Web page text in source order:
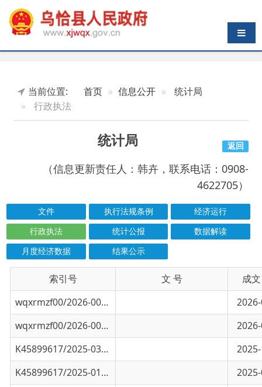
导航切换
行政执法
统计局
（信息更新责任人：韩卉，联系电话：0908-
4622705）
经济运行
行政执法
统计公报
数据解读
月度经济数据
结果公示
索引号 信息标题 文 号
wqxrmzf00/2026-00910
2026年上半年乌恰县统计局执法检查结果
2026-07-10
wqxrmzf00/2026-00231
2026年上半年乌恰县统计局执法检查计划
2026-04-17
K45899617/2025-03359 2025年乌恰县统计局“双随机、一公开”检
2025-12-23
K45899617/2025-01683
乌恰县统计系统执法证人员名单公示
2025-06-25
K45899617/2025-00600 行政检查事项及检查依据清单 2025-03-14
K45899617/2024-03494 乌恰县统计局2024年“双随机、一公开”抽
2024-12-19